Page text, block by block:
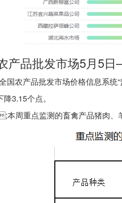
品批发市场5月5日
农产品批发市场价格信息
3.15个点。
点监测的畜禽产品猪肉、羊